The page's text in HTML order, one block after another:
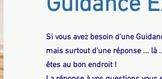
Si vous avez besoin d'une
mais surtout d'une réponse ... là
êtes au bon endroit !